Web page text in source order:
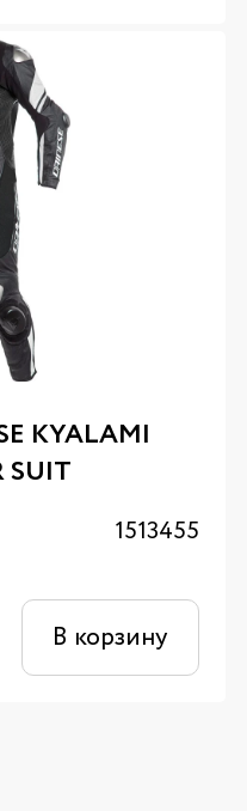
KYALAMI
SUIT
1513455
В корзину